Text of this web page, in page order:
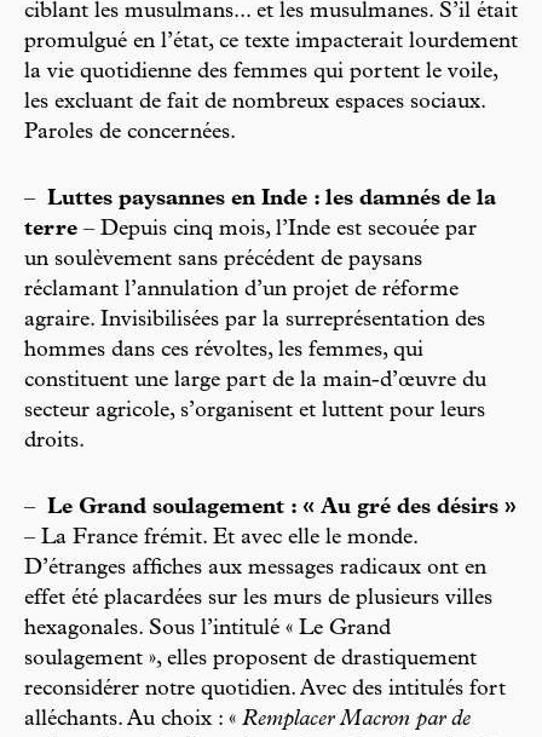
ciblant les musulmans... et les musulmanes. S’il était
promulgué en l’état, ce texte impacterait lourdement
la vie quotidienne des femmes qui portent le voile,
les excluant de fait de nombreux espaces sociaux.
Paroles de concernées.
– Luttes paysannes en Inde : les damnés de la
terre – Depuis cinq mois, l’Inde est secouée par
un soulèvement sans précédent de paysans
réclamant l’annulation d’un projet de réforme
agraire. Invisibilisées par la surreprésentation des
hommes dans ces révoltes, les femmes, qui
constituent une large part de la main-d’œuvre du
secteur agricole, s’organisent et luttent pour leurs
droits.
– Le Grand soulagement : « Au gré des désirs »
– La France frémit. Et avec elle le monde.
D’étranges affiches aux messages radicaux ont en
effet été placardées sur les murs de plusieurs villes
hexagonales. Sous l’intitulé « Le Grand
soulagement », elles proposent de drastiquement
reconsidérer notre quotidien. Avec des intitulés fort
alléchants. Au choix : « Remplacer Macron par de